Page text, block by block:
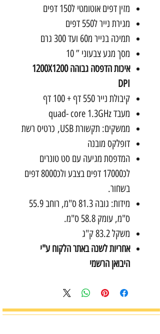
מזין דפים אוטומטי ל150 דפים
מגירת נייר ל550 דפים
תמיכה בנייר מ60 ועד 300 גרם
מסך מגע צבעוני ” 10
איכות הדפסה גבוהה 1200X1200
DPI
קיבולת נייר 550 דף + 100 דף
מעבד quad- core 1.3GHz
ממשקים: תקשורת USB, כרטיס רשת
דופלקס מובנה
המדפסת מגיעה עם סט טונרים
לכ17000 דפים בצבע ולכ8000 דפים
בשחור.
מידות: גובה 81.3 ס"מ, רוחב 55.9
ס"מ, עומק 58.8 ס"מ.
משקל 83.2 ק"ג
אחריות לשנה באתר הלקוח ע"י
היבואן הרשמי